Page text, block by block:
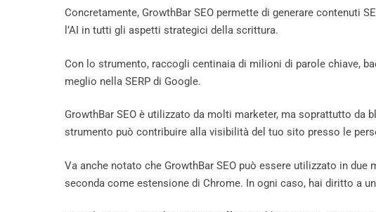
Concretamente, GrowthBar SEO permette di generare contenuti
l’AI in tutti gli aspetti strategici della scrittura.
Con lo strumento, raccogli centinaia di milioni di parole chiave,
meglio nella SERP di Google.
GrowthBar SEO è utilizzato da molti marketer, ma soprattutto da
strumento può contribuire alla visibilità del tuo sito presso le
Va anche notato che GrowthBar SEO può essere utilizzato in
seconda come estensione di Chrome. In ogni caso, hai diritto a